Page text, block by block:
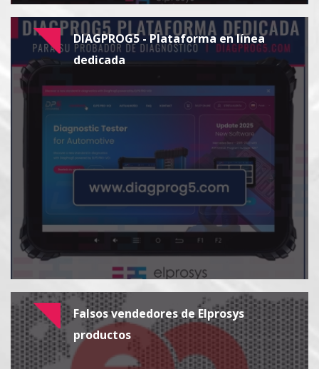
DIAGPROG5 - Plataforma en línea
dedicada
Falsos vendedores de Elprosys
productos